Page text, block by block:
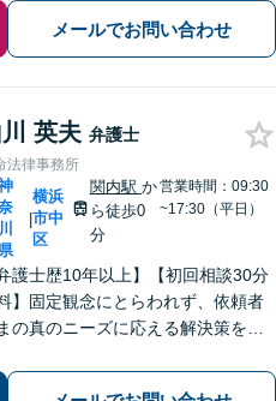
メールでお問い合わせ
英夫 弁護士
法律事務所
川
|
横浜
市中
区
関内駅 か
ら徒歩0
分
営業時間：09:30
~17:30（平日）
弁護士歴10年以上】【初回相談30分
】固定観念にとらわれず、依頼者
の真のニーズに応える解決策を導
業との連携で不動産トラブルや相続